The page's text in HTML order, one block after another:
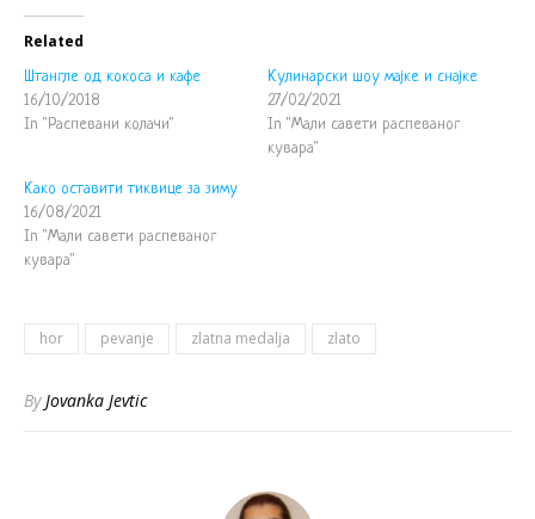
Related
Штангле од кокоса и кафе
16/10/2018
In "Распевани колачи"
Кулинарски шоу мајке и снајке
27/02/2021
In "Мали савети распеваног
кувара"
Како оставити тиквице за зиму
16/08/2021
In "Мали савети распеваног
кувара"
hor pevanje zlatna medalja zlato
ByJovanka Jevtic